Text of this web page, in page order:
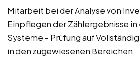
Mitarbeit bei der Analyse von
Einpflegen der Zählergebnisse
Systeme – Prüfung auf
in den zugewiesenen Bereichen